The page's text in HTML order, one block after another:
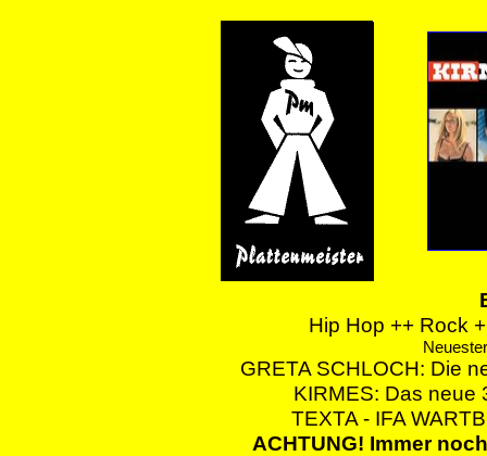
Hip Hop ++ Rock
GRETA SCHLOCH: Die
KIRMES: Das neue
TEXTA - IFA
ACHTUNG! Immer